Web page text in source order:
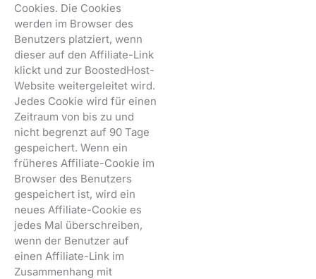
Cookies. Die Cookies
werden im Browser des
Benutzers platziert, wenn
dieser auf den Affiliate-Link
klickt und zur BoostedHost-
Website weitergeleitet wird.
Jedes Cookie wird für einen
Zeitraum von bis zu und
nicht begrenzt auf 90 Tage
gespeichert. Wenn ein
früheres Affiliate-Cookie im
Browser des Benutzers
gespeichert ist, wird ein
neues Affiliate-Cookie es
jedes Mal überschreiben,
wenn der Benutzer auf
einen Affiliate-Link im
Zusammenhang mit